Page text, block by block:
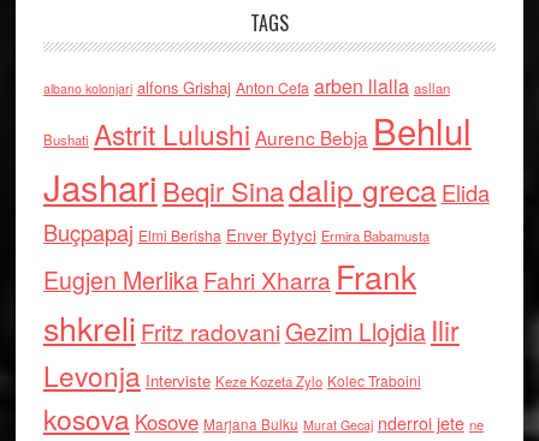
TAGS
albano kolonjari alfons Grishaj Anton Cefa arben llalla asllan
Bushati Astrit Lulushi Aurenc Bebja Behlul
Jashari Beqir Sinadalip grecaElida
Buçpapaj Elmi Berisha Enver Bytyci Ermira Babamusta
Eugjen MerlikaFahri Xharra Frank
shkreli Fritz radovaniGezim Llojdia Ilir
Levonja Interviste Keze Kozeta Zylo Kolec Traboini
kosova Kosove Marjana Bulku Murat Gecaj nderroi jete ne